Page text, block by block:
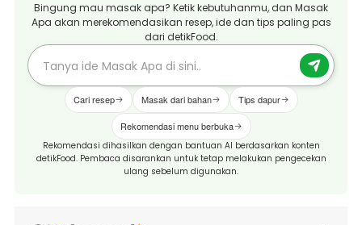
Bingung mau masak apa? Ketik kebutuhanmu, dan Masak
Apa akan merekomendasikan resep, ide dan tips paling pas
dari detikFood.
Cari resep Masak dari bahan Tips dapur
Rekomendasi menu berbuka
Rekomendasi dihasilkan dengan bantuan AI berdasarkan konten
detikFood. Pembaca disarankan untuk tetap melakukan pengecekan
ulang sebelum digunakan.